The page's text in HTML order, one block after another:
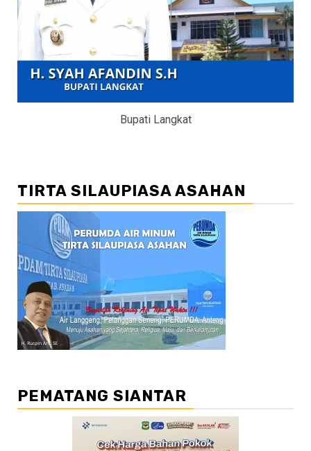
Bupati Langkat
TIRTA SILAUPIASA ASAHAN
PEMATANG SIANTAR